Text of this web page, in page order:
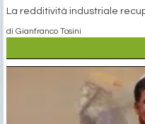
La redditività industriale
di Gianfranco Tosini